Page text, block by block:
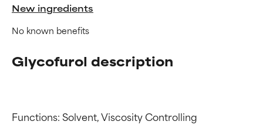
New ingredients
No known benefits
Glycofurol description
Functions: Solvent, Viscosity Controlling